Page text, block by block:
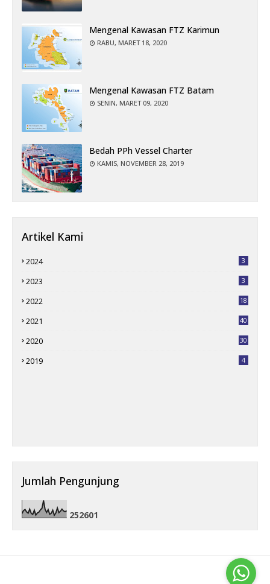
Mengenal Kawasan FTZ Karimun
RABU, MARET 18, 2020
Mengenal Kawasan FTZ Batam
SENIN, MARET 09, 2020
Bedah PPh Vessel Charter
KAMIS, NOVEMBER 28, 2019
Artikel Kami
2024 3
2023 3
2022 18
2021 40
2020 30
2019 4
Jumlah Pengunjung
252601